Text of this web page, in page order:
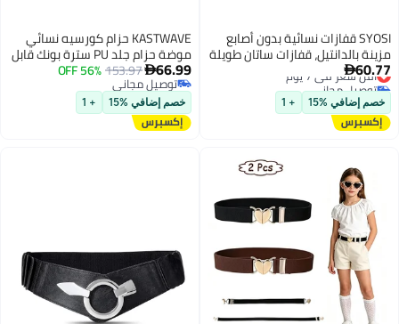
SYOSI قفازات نسائية بدون أصابع
مزينة بالدانتيل، قفازات ساتان طويلة
للنساء، قفازات ستيمبانك مزينة
بالدانتيل تصل إلى الكوع، دافئة
للذراعين من ساتان، للنساء والفتيات
لحفلات التنكر
60.77
أقل سعر في 7 يوم
توصيل مجاني
أقل سعر في 7 يوم
خصم إضافي %15 + 1
KASTWAVE حزام كورسيه نسائي
موضة حزام جلد PU سترة بونك قابل
للتعديل تحت الصدر لحزام كورسيه
لفستان الفتيات حفلة كوسبلاي زي
ريف بني S
66.99
153.97
56% OFF
توصيل مجاني
توصيل مجاني
خصم إضافي %15 + 1